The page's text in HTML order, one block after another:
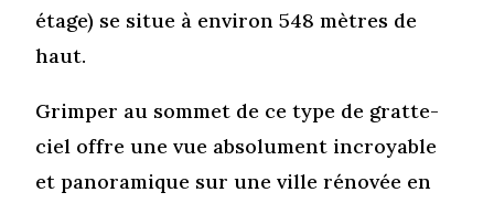
étage) se situe à environ 548 mètres de
haut.
Grimper au sommet de ce type de gratte-
ciel offre une vue absolument incroyable
et panoramique sur une ville rénovée en